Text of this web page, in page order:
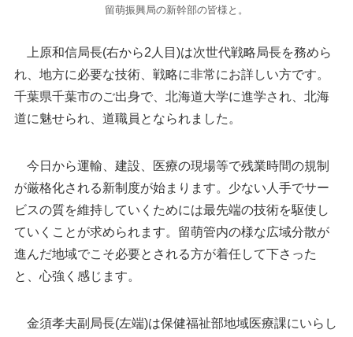
留萌振興局の新幹部の皆様と。
上原和信局長(右から2人目)は次世代戦略局長を務めら
れ、地方に必要な技術、戦略に非常にお詳しい方です。
千葉県千葉市のご出身で、北海道大学に進学され、北海
道に魅せられ、道職員となられました。
今日から運輸、建設、医療の現場等で残業時間の規制
が厳格化される新制度が始まります。少ない人手でサー
ビスの質を維持していくためには最先端の技術を駆使し
ていくことが求められます。留萌管内の様な広域分散が
進んだ地域でこそ必要とされる方が着任して下さった
と、心強く感じます。
金須孝夫副局長(左端)は保健福祉部地域医療課にいらし